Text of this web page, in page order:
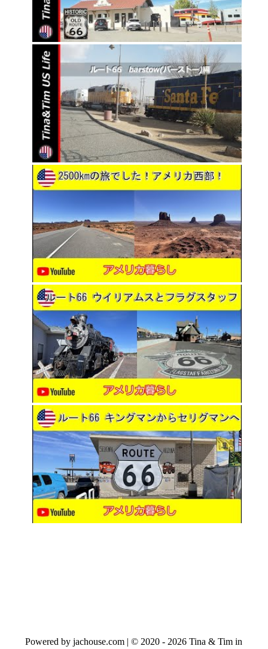
Powered by jachouse.com | © 2020 - 2026 Tina & Tim in